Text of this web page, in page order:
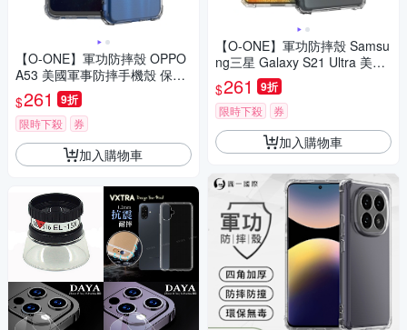
【O-ONE】軍功防摔殼 OPPO
A53 美國軍事防摔手機殼 保護
殼
$261 9折
限時下殺 券
加入購物車
【O-ONE】軍功防摔殼 Samsu
ng三星 Galaxy S21 Ultra 美國
軍事防摔手機殼 保護殼
$261 9折
限時下殺 券
加入購物車